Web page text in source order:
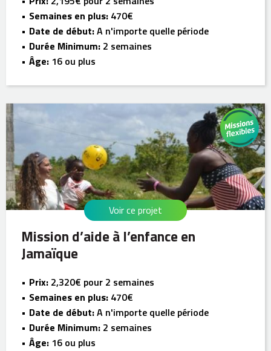
Semaines en plus: 470€
Date de début:A n'importe quelle période
Durée Minimum: 2 semaines
Âge: 16 ou plus
Mission d’aide à l’enfance en
Jamaïque
Voir ce projet
Prix: 2,320€ pour 2 semaines
Semaines en plus: 470€
Date de début:A n'importe quelle période
Durée Minimum: 2 semaines
Âge: 16 ou plus